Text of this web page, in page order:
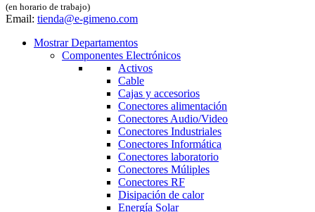
(en horario de trabajo)
Email: tienda@e-gimeno.com
Mostrar Departamentos
Componentes Electrónicos
Activos
Cable
Cajas y accesorios
Conectores alimentación
Conectores Audio/Video
Conectores Industriales
Conectores Informática
Conectores laboratorio
Conectores Múliples
Conectores RF
Disipación de calor
Energía Solar